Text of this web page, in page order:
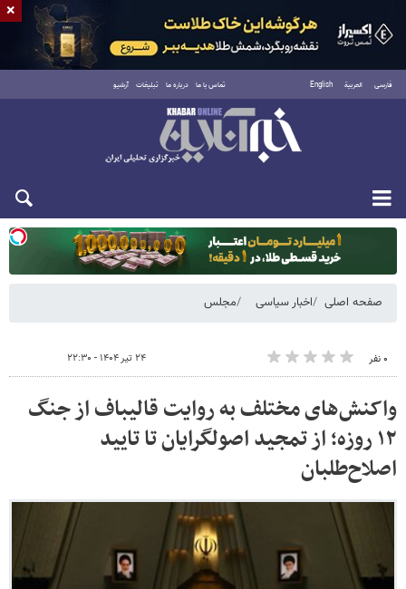
فارسی العربية English تماس با ما درباره ما تبلیغات آرشیو
یکشنبه ۱۸ مرداد ۱۴۰۵
صفحه اصلی اخبار سیاسی مجلس
۰ نفر ۲۴ تیر ۱۴۰۴ - ۲۲:۳۰
واکنش‌های مختلف به روایت قالیباف از جنگ
۱۲ روزه؛ از تمجید اصولگرایان تا تایید
اصلاح‌طلبان
×